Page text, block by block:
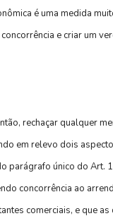
é uma medida
e criar um
rechaçar qualquer
em relevo dois
parágrafo único do Art.
concorrência ao
comerciais, e que